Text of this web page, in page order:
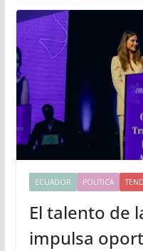
ECUADOR POLITICA
El talento de
impulsa